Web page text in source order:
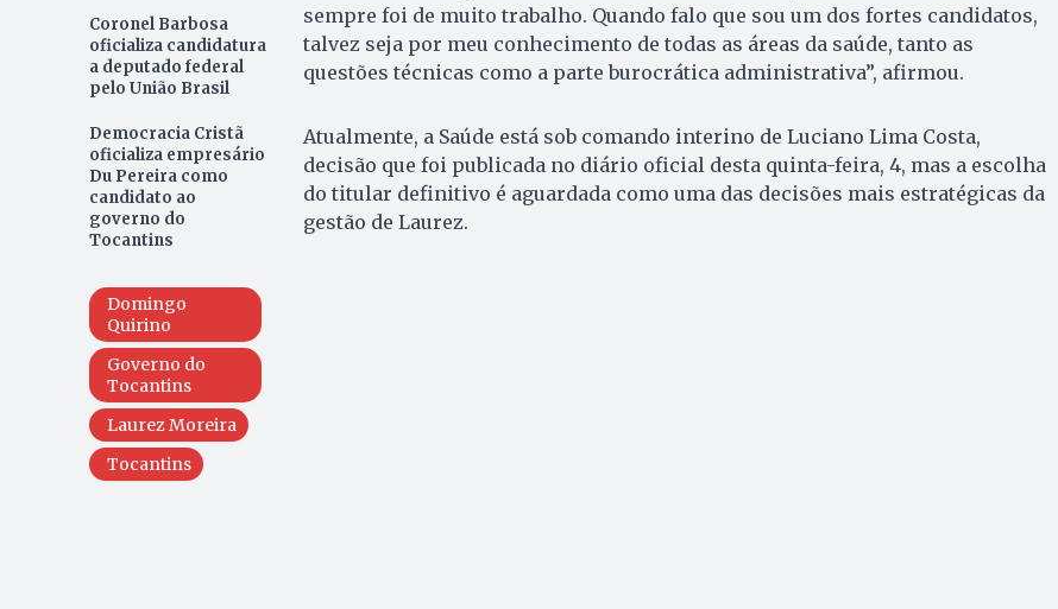
Coronel Barbosa
oficializa candidatura
a deputado federal
pelo União Brasil
Democracia Cristã
oficializa empresário
Du Pereira como
candidato ao
governo do
Tocantins
Domingo
Quirino
Governo do
Tocantins
Laurez Moreira
Tocantins
sempre foi de muito trabalho. Quando falo que sou um dos fortes candidatos,
talvez seja por meu conhecimento de todas as áreas da saúde, tanto as
questões técnicas como a parte burocrática administrativa”, afirmou.
Atualmente, a Saúde está sob comando interino de Luciano Lima Costa,
decisão que foi publicada no diário oficial desta quinta-feira, 4, mas a escolha
do titular definitivo é aguardada como uma das decisões mais estratégicas da
gestão de Laurez.